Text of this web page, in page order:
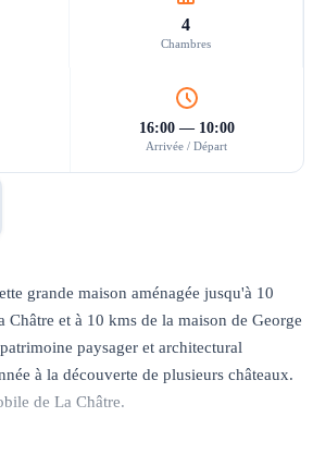
4
Chambres
16:00 — 10:00
Arrivée / Départ
grande maison aménagée jusqu'à 10
Châtre et à 10 kms de la maison de George
paysager et architectural
à la découverte de plusieurs châteaux.
de La Châtre.
et salon de 30m² (TV) avec canapés.